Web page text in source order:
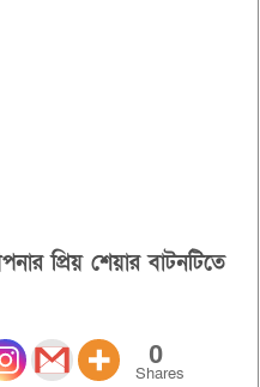
প্রিয় শেয়ার বাটনটিতে
0
Shares